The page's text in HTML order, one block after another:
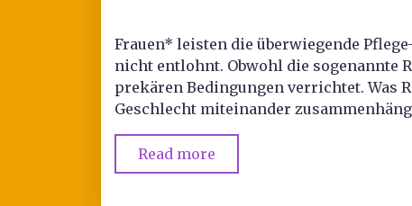
Frauen* leisten die überwiegende
nicht entlohnt. Obwohl die
prekären Bedingungen verrichtet. Was
Geschlecht miteinander
Read more